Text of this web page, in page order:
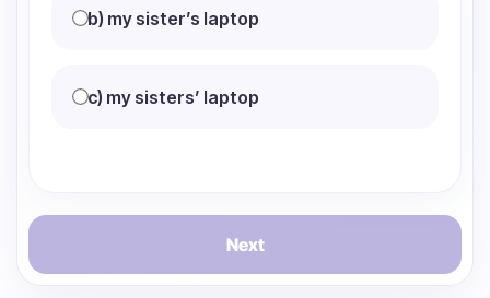
b) my sister’s laptop
c) my sisters’ laptop
Next